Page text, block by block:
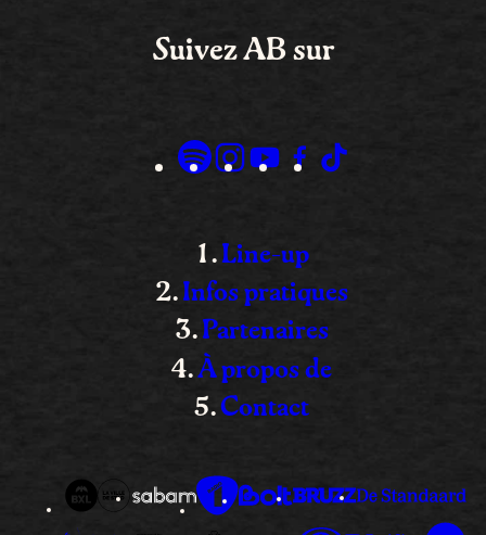
Suivez AB sur
Line-up
Infos pratiques
Partenaires
À propos de
Contact